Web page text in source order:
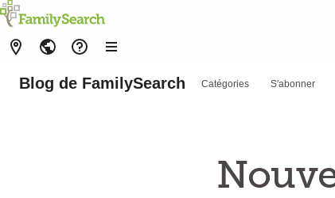
Blog de FamilySearch Catégories S'abonner